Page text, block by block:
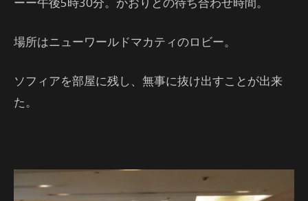
場所はニューワールドマカティのロビー。
ソフィアを部屋に残し、無事に抜け出すことが出来
た。